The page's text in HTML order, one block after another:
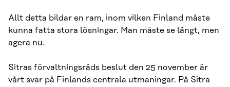
Allt detta bildar en ram, inom vilken Finland måste
kunna fatta stora lösningar. Man måste se långt, men
agera nu.
Sitras förvaltningsråds beslut den 25 november är
vårt svar på Finlands centrala utmaningar. På Sitra